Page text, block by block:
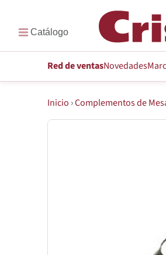
Red de ventasNovedades
Inicio ›Complementos de